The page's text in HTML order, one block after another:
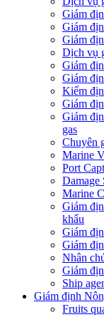
Giám
Giám
Giám
Dịch vụ
Giám
Giám
Kiểm
Giám
Giám
gas
Chuyên
Marine
Port
Damage
Marine
Giám
khẩu
Giám
Giám
Nhân
Giám
Ship
Giám định
Fruits